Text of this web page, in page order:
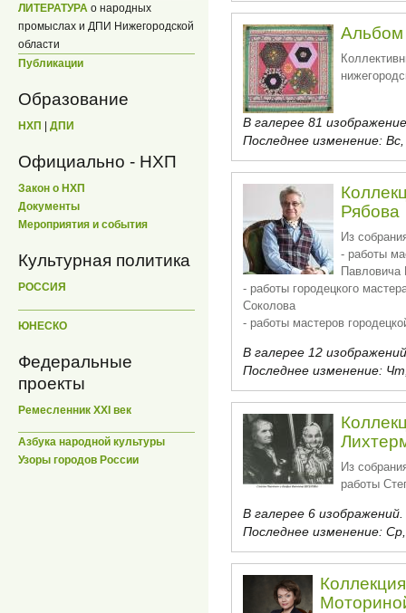
ЛИТЕРАТУРА о народных
промыслах и ДПИ Нижегородской
области
Публикации
Образование
НХП ДПИ
Официально - НХП
Закон о НХП
Документы
Мероприятия и события
Культурная политика
РОССИЯ
ЮНЕСКО
Федеральные
проекты
Ремесленник XXI век
Азбука народной культуры
Узоры городов России
В галерее 81
Последнее изменение:
Рябова
Из
- работы
Павловича
- работы городецкого
Соколова
- работы мастеров
В галерее 12
Последнее изменение:
Из
работы
В галерее 6 изображений.
Последнее изменение: